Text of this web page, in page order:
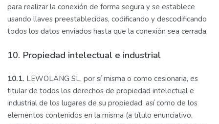
para realizar la conexión de forma segura y se establece
usando llaves preestablecidas, codificando y descodificando
todos los datos enviados hasta que la conexión sea cerrada.
10. Propiedad intelectual e industrial
10.1. LEWOLANG SL, por sí misma o como cesionaria, es
titular de todos los derechos de propiedad intelectual e
industrial de los lugares de su propiedad, así como de los
elementos contenidos en la misma (a título enunciativo,